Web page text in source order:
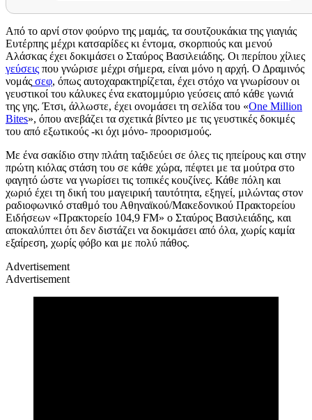
Από το αρνί στον φούρνο της μαμάς, τα σουτζουκάκια της γιαγιάς
Ευτέρπης μέχρι κατσαρίδες κι έντομα, σκορπιούς και μενού
Αλάσκας έχει δοκιμάσει ο Σταύρος Βασιλειάδης. Οι περίπου χίλιες
γεύσεις που γνώρισε μέχρι σήμερα, είναι μόνο η αρχή. Ο Δραμινός
νομάς σεφ, όπως αυτοχαρακτηρίζεται, έχει στόχο να γνωρίσουν οι
γευστικοί του κάλυκες ένα εκατομμύριο γεύσεις από κάθε γωνιά
της γης. Έτσι, άλλωστε, έχει ονομάσει τη σελίδα του «One Million
Bites», όπου ανεβάζει τα σχετικά βίντεο με τις γευστικές δοκιμές
του από εξωτικούς -κι όχι μόνο- προορισμούς.
Με ένα σακίδιο στην πλάτη ταξιδεύει σε όλες τις ηπείρους και στην
πρώτη κιόλας στάση του σε κάθε χώρα, πέφτει με τα μούτρα στο
φαγητό ώστε να γνωρίσει τις τοπικές κουζίνες. Κάθε πόλη και
χωριό έχει τη δική του μαγειρική ταυτότητα, εξηγεί, μιλώντας στον
ραδιοφωνικό σταθμό του Αθηναϊκού/Μακεδονικού Πρακτορείου
Ειδήσεων «Πρακτορείο 104,9 FM» ο Σταύρος Βασιλειάδης, και
αποκαλύπτει ότι δεν διστάζει να δοκιμάσει από όλα, χωρίς καμία
εξαίρεση, χωρίς φόβο και με πολύ πάθος.
Advertisement
Advertisement